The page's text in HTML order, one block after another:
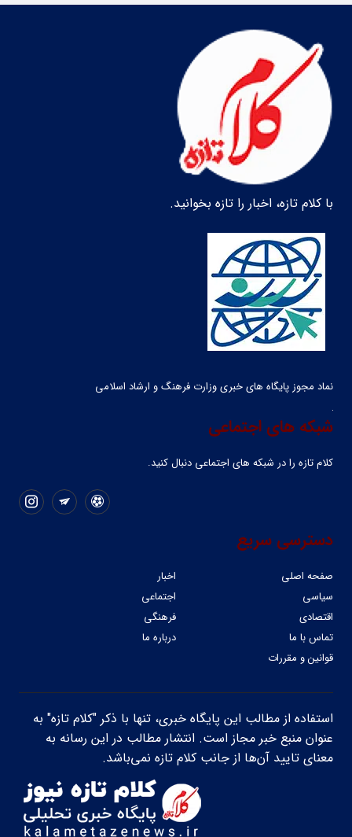
با کلام تازه، اخبار را تازه بخوانید.
نماد مجوز پایگاه های خبری وزارت فرهنگ و ارشاد اسلامی
شبکه های اجتماعی
کلام تازه را در شبکه ‌های اجتماعی دنبال کنید.
دسترسی سریع
صفحه اصلی
اخبار
سیاسی
اجتماعی
اقتصادی
فرهنگی
تماس با ما
درباره ما
قوانین و مقررات
استفاده از مطالب این پایگاه خبری، تنها با ذکر "کلام تازه" به
عنوان منبع خبر مجاز است. انتشار مطالب در این رسانه به
معنای تایید آن‌ها از جانب کلام تازه نمی‌باشد.